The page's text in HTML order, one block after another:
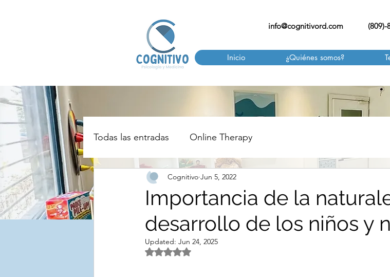
info@cognitivord.com
Inicio ¿Quiénes somos?
Todas las entradas Online Therapy
Importancia de la
desarrollo de los niños y
Cognitivo Jun 5, 2022
Updated: Jun 24, 2025
Rated NaN out of 5 stars.